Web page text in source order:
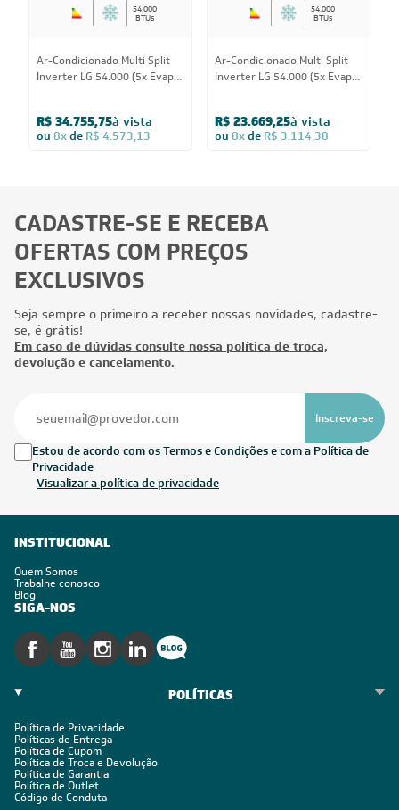
54.000
BTUs
Ar-Condicionado Multi Split
Inverter LG 54.000 (5x Evap
R$ 34.755,75à vista
ou 8xde R$ 4.573,13
54.000
BTUs
Ar-Condicionado Multi Split
Inverter LG 54.000 (5x Evap
R$ 23.669,25à vista
ou 8xde R$ 3.114,38
CADASTRE-SE E RECEBA
OFERTAS COM PREÇOS
EXCLUSIVOS
Seja sempre o primeiro a receber nossas novidades, cadastre-
se, é grátis!
Em caso de dúvidas consulte nossa política de troca,
devolução e cancelamento.
Inscreva-se
Estou de acordo com os Termos e Condições e com a Política de
Privacidade
Visualizar a política de privacidade
INSTITUCIONAL
Quem Somos
Trabalhe conosco
Blog
SIGA-NOS
POLÍTICAS
Política de Privacidade
Políticas de Entrega
Política de Cupom
Política de Troca e Devolução
Política de Garantia
Política de Outlet
Código de Conduta